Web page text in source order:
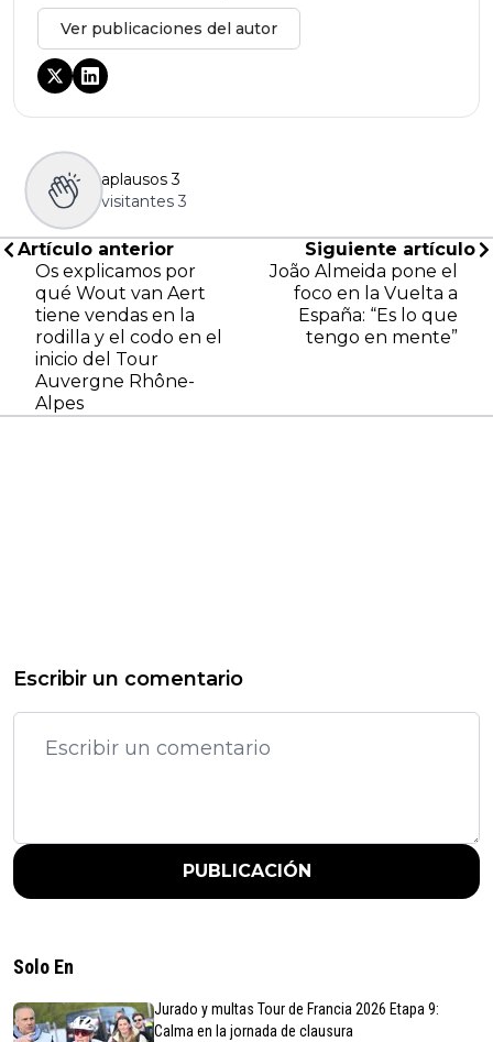
Ver publicaciones del autor
aplausos 3
visitantes 3
Artículo anterior
Os explicamos por
qué Wout van Aert
tiene vendas en la
rodilla y el codo en el
inicio del Tour
Auvergne Rhône-
Alpes
Siguiente artículo
João Almeida pone el
foco en la Vuelta a
España: “Es lo que
tengo en mente”
Escribir un comentario
PUBLICACIÓN
Solo En
Jurado y multas Tour de Francia 2026 Etapa 9:
Calma en la jornada de clausura